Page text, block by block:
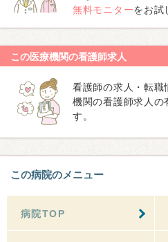
無料モニターをお試
この医療機関の看護師求人
看護師の求人・転職
機関の看護師求人の
す。
この病院のメニュー
病院TOP